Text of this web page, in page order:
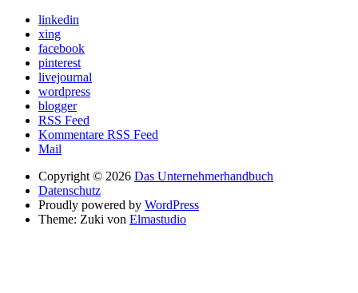
linkedin
xing
facebook
pinterest
livejournal
wordpress
blogger
RSS Feed
Kommentare RSS Feed
Mail
Copyright © 2026 Das Unternehmerhandbuch
Datenschutz
Proudly powered by WordPress
Theme: Zuki von Elmastudio